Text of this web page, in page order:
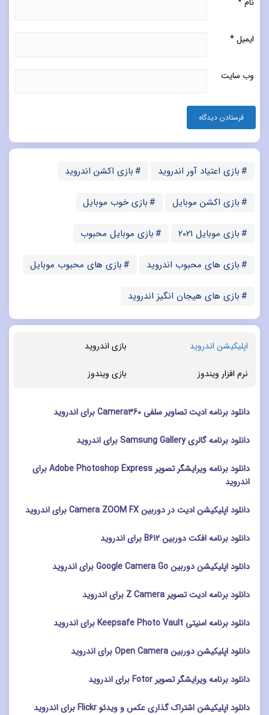
ایمیل*
وب‌ سایت
بازی اعتیاد آور اندروید بازی اکشن اندروید
بازی اکشن موبایل بازی خوب موبایل
بازی موبایل 2021 بازی موبایل محبوب
بازی های محبوب اندروید بازی های محبوب موبایل
بازی های هیجان انگیز اندروید
اپلیکیشن اندروید بازی اندروید
نرم افزار ویندوز بازی ویندوز
دانلود برنامه ادیت تصاویر سلفی Camera360 برای اندروید
دانلود برنامه گالری Samsung Gallery برای اندروید
دانلود برنامه ویرایشگر تصویر Adobe Photoshop Express برای
اندروید
دانلود اپلیکیشن ادیت در دوربین Camera ZOOM FX برای اندروید
دانلود برنامه افکت دوربین B612 برای اندروید
دانلود اپلیکیشن دوربین Google Camera Go برای اندروید
دانلود برنامه ادیت تصویر Z Camera برای اندروید
دانلود برنامه امنیتی Keepsafe Photo Vault برای اندروید
دانلود اپلیکیشن دوربین Open Camera برای اندروید
دانلود برنامه ویرایشگر تصویر Fotor برای اندروید
دانلود اپلیکیشن اشتراک گذاری عکس و ویدئو Flickr برای اندروید